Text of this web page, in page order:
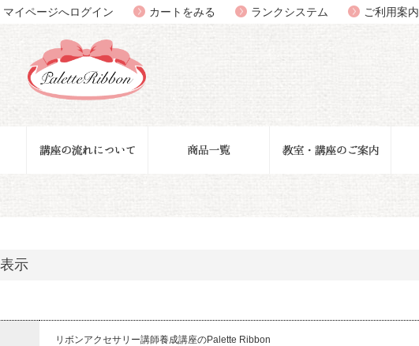
マイページへログイン カートをみる ランクシステム ご利用案内
示
リボンアクセサリー講師養成講座のPalette Ribbon